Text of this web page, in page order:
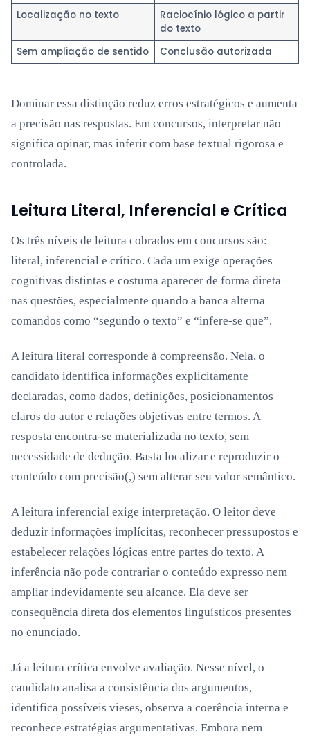
Localização no texto
Raciocínio lógico a partir
do texto
Sem ampliação de sentido
Conclusão autorizada
Dominar essa distinção reduz erros estratégicos e aumenta
a precisão nas respostas. Em concursos, interpretar não
significa opinar, mas inferir com base textual rigorosa e
controlada.
Leitura Literal, Inferencial e Crítica
Os três níveis de leitura cobrados em concursos são:
literal, inferencial e crítico. Cada um exige operações
cognitivas distintas e costuma aparecer de forma direta
nas questões, especialmente quando a banca alterna
comandos como “segundo o texto” e “infere-se que”.
A leitura literal corresponde à compreensão. Nela, o
candidato identifica informações explicitamente
declaradas, como dados, definições, posicionamentos
claros do autor e relações objetivas entre termos. A
resposta encontra-se materializada no texto, sem
necessidade de dedução. Basta localizar e reproduzir o
conteúdo com precisão(,) sem alterar seu valor semântico.
A leitura inferencial exige interpretação. O leitor deve
deduzir informações implícitas, reconhecer pressupostos e
estabelecer relações lógicas entre partes do texto. A
inferência não pode contrariar o conteúdo expresso nem
ampliar indevidamente seu alcance. Ela deve ser
consequência direta dos elementos linguísticos presentes
no enunciado.
Já a leitura crítica envolve avaliação. Nesse nível, o
candidato analisa a consistência dos argumentos,
identifica possíveis vieses, observa a coerência interna e
reconhece estratégias argumentativas. Embora nem